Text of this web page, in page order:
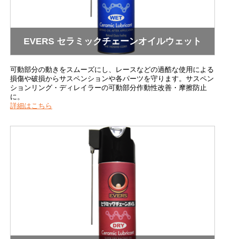
EVERS セラミックチェーンオイルウェット
可動部分の動きをスムーズにし、レースなどの過酷な使用による
損傷や破損からサスペンションや各パーツを守ります。サスペン
ションリング・ディレイラーの可動部分作動性改善・摩擦防止
に。
詳細はこちら